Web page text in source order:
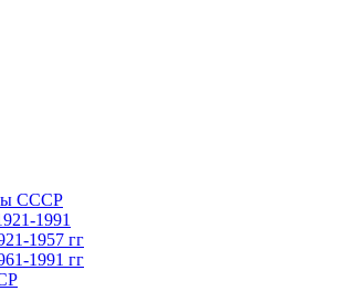
СССР
1991
1957 гг
1991 гг